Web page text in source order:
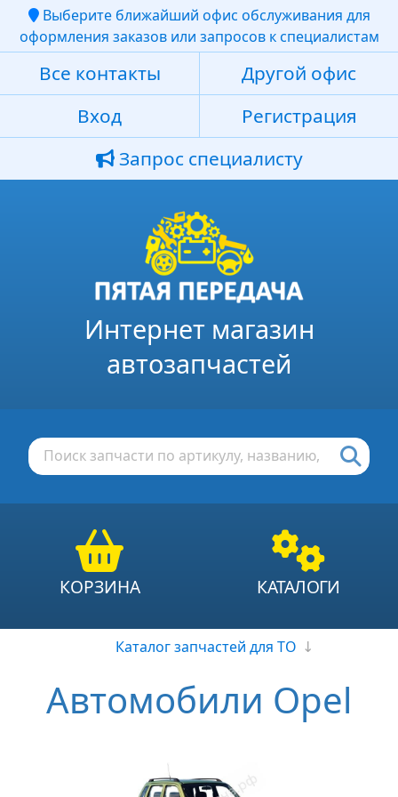
Выберите ближайший офис обслуживания для
оформления заказов или запросов к специалистам
Все контакты
Другой офис
Вход
Регистрация
Запрос специалисту
Интернет магазин
автозапчастей
КОРЗИНА КАТАЛОГИ
Каталог запчастей для ТО ↓
Автомобили Opel